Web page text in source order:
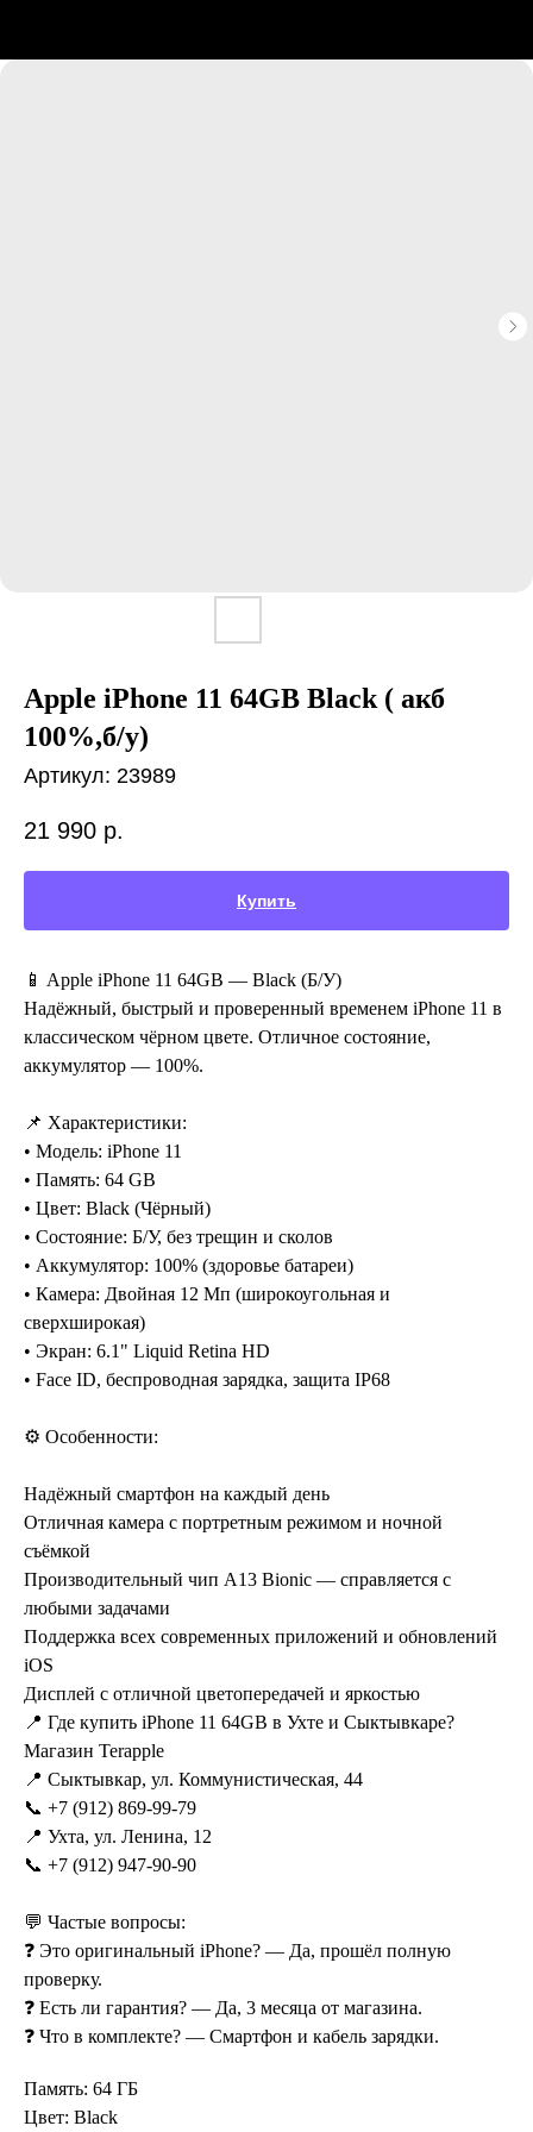
Apple iPhone 11 64GB Black ( акб
100%,б/у)
Артикул: 23989
21 990 р.
Купить
📱 Apple iPhone 11 64GB — Black (Б/У)
Надёжный, быстрый и проверенный временем iPhone 11 в
классическом чёрном цвете. Отличное состояние,
аккумулятор — 100%.
📌 Характеристики:
• Модель: iPhone 11
• Память: 64 GB
• Цвет: Black (Чёрный)
• Состояние: Б/У, без трещин и сколов
• Аккумулятор: 100% (здоровье батареи)
• Камера: Двойная 12 Мп (широкоугольная и
сверхширокая)
• Экран: 6.1" Liquid Retina HD
• Face ID, беспроводная зарядка, защита IP68
⚙️ Особенности:
Надёжный смартфон на каждый день
Отличная камера с портретным режимом и ночной
съёмкой
Производительный чип A13 Bionic — справляется с
любыми задачами
Поддержка всех современных приложений и обновлений
iOS
Дисплей с отличной цветопередачей и яркостью
📍 Где купить iPhone 11 64GB в Ухте и Сыктывкаре?
Магазин Terapple
📍 Сыктывкар, ул. Коммунистическая, 44
📞 +7 (912) 869-99-79
📍 Ухта, ул. Ленина, 12
📞 +7 (912) 947-90-90
💬 Частые вопросы:
❓ Это оригинальный iPhone? — Да, прошёл полную
проверку.
❓ Есть ли гарантия? — Да, 3 месяца от магазина.
❓ Что в комплекте? — Смартфон и кабель зарядки.
Память: 64 ГБ
Цвет: Black